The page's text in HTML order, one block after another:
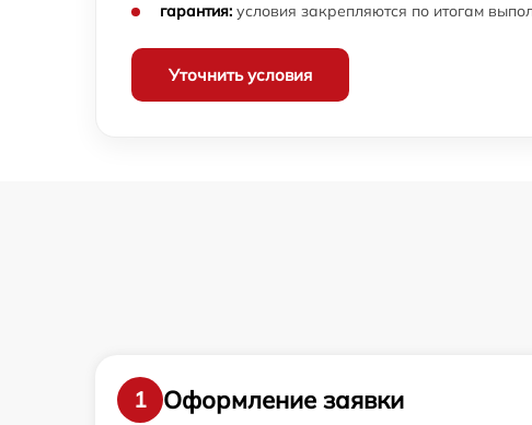
гарантия: условия закрепляются по итогам
Уточнить условия
1 Оформление заявки